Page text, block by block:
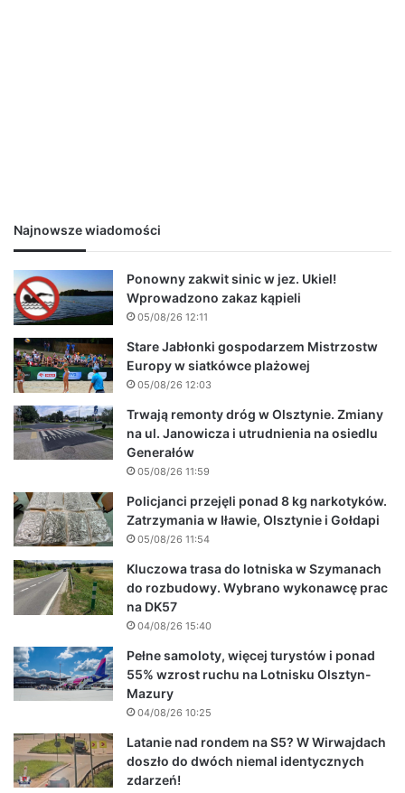
Najnowsze wiadomości
Ponowny zakwit sinic w jez. Ukiel!
Wprowadzono zakaz kąpieli
05/08/26 12:11
Stare Jabłonki gospodarzem Mistrzostw
Europy w siatkówce plażowej
05/08/26 12:03
Trwają remonty dróg w Olsztynie. Zmiany
na ul. Janowicza i utrudnienia na osiedlu
Generałów
05/08/26 11:59
Policjanci przejęli ponad 8 kg narkotyków.
Zatrzymania w Iławie, Olsztynie i Gołdapi
05/08/26 11:54
Kluczowa trasa do lotniska w Szymanach
do rozbudowy. Wybrano wykonawcę prac
na DK57
04/08/26 15:40
Pełne samoloty, więcej turystów i ponad
55% wzrost ruchu na Lotnisku Olsztyn-
Mazury
04/08/26 10:25
Latanie nad rondem na S5? W Wirwajdach
doszło do dwóch niemal identycznych
zdarzeń!